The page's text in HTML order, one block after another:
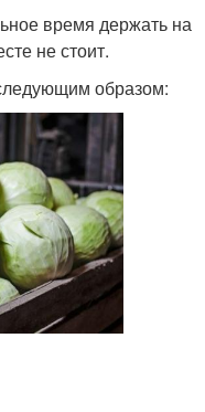
время держать на
не стоит.
образом: